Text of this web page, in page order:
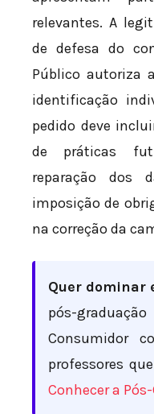
relevantes. A
de defesa do
Público autoriza
identificação
pedido deve
de práticas
reparação dos
imposição de
na correção da
Quer dominar
pós-
Consumidor
professores
Conhecer a